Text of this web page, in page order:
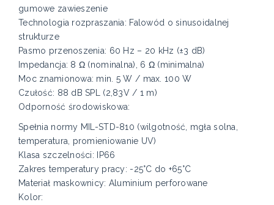
gumowe zawieszenie
Technologia rozpraszania: Falowód o sinusoidalnej
strukturze
Pasmo przenoszenia: 60 Hz – 20 kHz (±3 dB)
Impedancja: 8 Ω (nominalna), 6 Ω (minimalna)
Moc znamionowa: min. 5 W / max. 100 W
Czułość: 88 dB SPL (2,83V / 1 m)
Odporność środowiskowa:
Spełnia normy MIL-STD-810 (wilgotność, mgła solna,
temperatura, promieniowanie UV)
Klasa szczelności: IP66
Zakres temperatury pracy: -25°C do +65°C
Materiał maskownicy: Aluminium perforowane
Kolor: